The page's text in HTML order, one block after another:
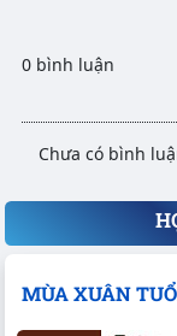
0 bình luận
Chưa có bình
MÙA XUÂN